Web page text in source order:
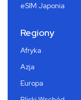
eSIM Japonia
Regiony
Afryka
Azja
Europa